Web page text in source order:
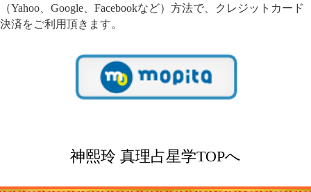
[運営会社]
ageUN株式会社
株式会社コンコース
©concourse,Inc.